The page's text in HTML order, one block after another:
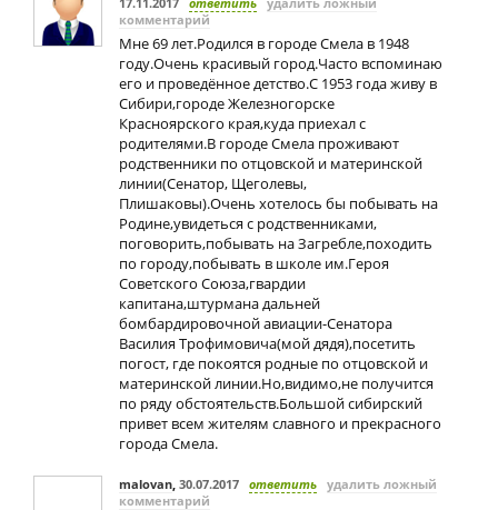
комментарий
Мне 69 лет.Родился в городе Смела в 1948
году.Очень красивый город.Часто вспоминаю
его и проведённое детство.С 1953 года живу в
Сибири,городе Железногорске
Красноярского края,куда приехал с
родителями.В городе Смела проживают
родственники по отцовской и материнской
линии(Сенатор, Щеголевы,
Плишаковы).Очень хотелось бы побывать на
Родине,увидеться с родственниками,
поговорить,побывать на Загребле,походить
по городу,побывать в школе им.Героя
Советского Союза,гвардии
капитана,штурмана дальней
бомбардировочной авиации-Сенатора
Василия Трофимовича(мой дядя),посетить
погост, где покоятся родные по отцовской и
материнской линии.Но,видимо,не получится
по ряду обстоятельств.Большой сибирский
привет всем жителям славного и прекрасного
города Смела.
malovan, 30.07.2017 ответить удалить ложный
комментарий